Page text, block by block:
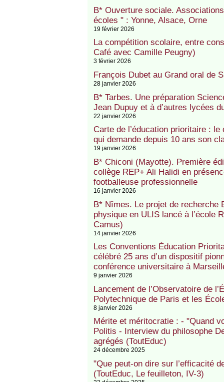
B* Ouverture sociale.
écoles " : Yonne, Alsace, Orne
19 février 2026
La compétition scolaire, entre
Café avec Camille Peugny)
3 février 2026
François Dubet au Grand oral de
28 janvier 2026
B* Tarbes. Une préparation
Jean Dupuy et à d’autres lycées
22 janvier 2026
Carte de l’éducation prioritaire :
qui demande depuis 10 ans son
19 janvier 2026
B* Chiconi (Mayotte). Première
collège REP+ Ali Halidi en
footballeuse professionnelle
16 janvier 2026
B* Nîmes. Le projet de recherche
physique en ULIS lancé à l’école
Camus)
14 janvier 2026
Les Conventions Éducation
célébré 25 ans d’un dispositif
conférence universitaire à
9 janvier 2026
Lancement de l’Observatoire de
Polytechnique de Paris et les
8 janvier 2026
Mérite et méritocratie : - "Quand
Politis - Interview du philosophe
agrégés (ToutEduc)
24 décembre 2025
"Que peut-on dire sur l’efficacité
(ToutEduc, Le feuilleton, IV-3)